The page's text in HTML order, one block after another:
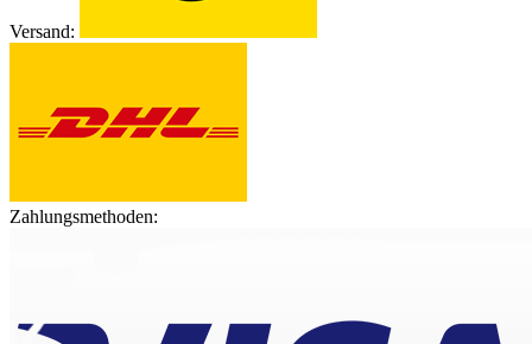
Versand:
Zahlungsmethoden: